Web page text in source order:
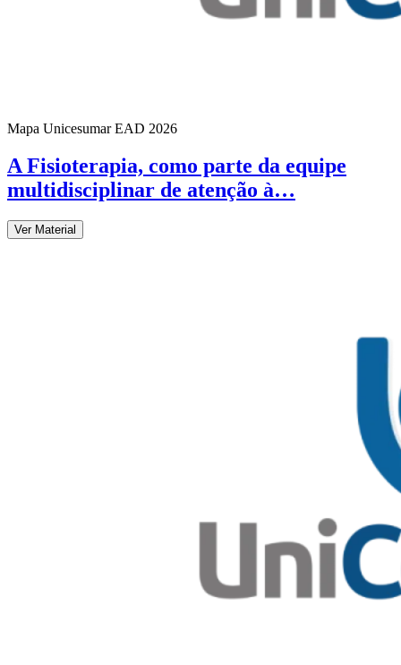
Mapa Unicesumar EAD 2026
A Fisioterapia, como parte da equipe
multidisciplinar de atenção à…
Ver Material